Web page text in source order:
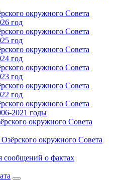
окружного Совета
год
окружного Совета
год
окружного Совета
год
окружного Совета
год
окружного Совета
год
окружного Совета
2021 годы
окружного Совета
окружного Совета
сообщений о фактах